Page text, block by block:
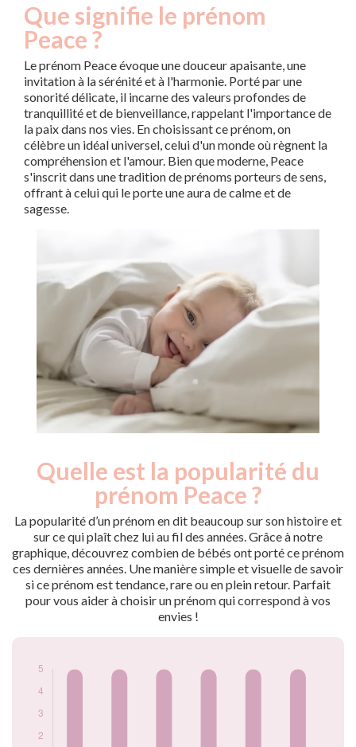
Que signifie le prénom
Peace ?
Le prénom Peace évoque une douceur apaisante, une
invitation à la sérénité et à l'harmonie. Porté par une
sonorité délicate, il incarne des valeurs profondes de
tranquillité et de bienveillance, rappelant l'importance de
la paix dans nos vies. En choisissant ce prénom, on
célèbre un idéal universel, celui d'un monde où règnent la
compréhension et l'amour. Bien que moderne, Peace
s'inscrit dans une tradition de prénoms porteurs de sens,
offrant à celui qui le porte une aura de calme et de
sagesse.
Quelle est la popularité du
prénom Peace ?
La popularité d’un prénom en dit beaucoup sur son histoire et
sur ce qui plaît chez lui au fil des années. Grâce à notre
graphique, découvrez combien de bébés ont porté ce prénom
ces dernières années. Une manière simple et visuelle de savoir
si ce prénom est tendance, rare ou en plein retour. Parfait
pour vous aider à choisir un prénom qui correspond à vos
envies !
Année
Nouveaux-
nés
2013
5
2016
5
2021
5
2022
5
2023
5